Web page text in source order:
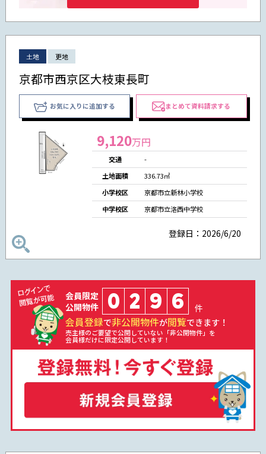
土地 更地
京都市西京区大枝東長町
お気に入りに追加する まとめて資料請求する
9,120万円
交通
-
土地面積
336.73㎡
小学校区
京都市立新林小学校
中学校区
京都市立洛西中学校
登録日：2026/6/20
会員限定
公開物件
0 2 9 6 件
会員登録で非公開物件が閲覧できます！
売主様のご要望で公開していない「非公開物件」を
会員様だけに限定公開しています！